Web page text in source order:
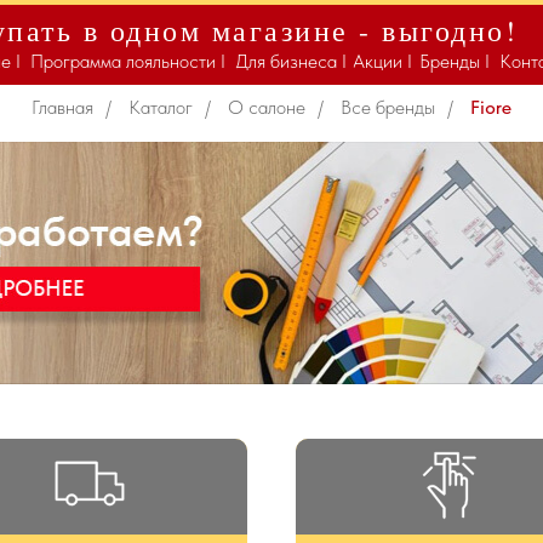
в одном магазине - выгодно!
Бренды I
Акции I
Для бизнеса I
Программа лояльности I
I
Fiore
Главная / Каталог / О салоне / Все бренды / Fiore